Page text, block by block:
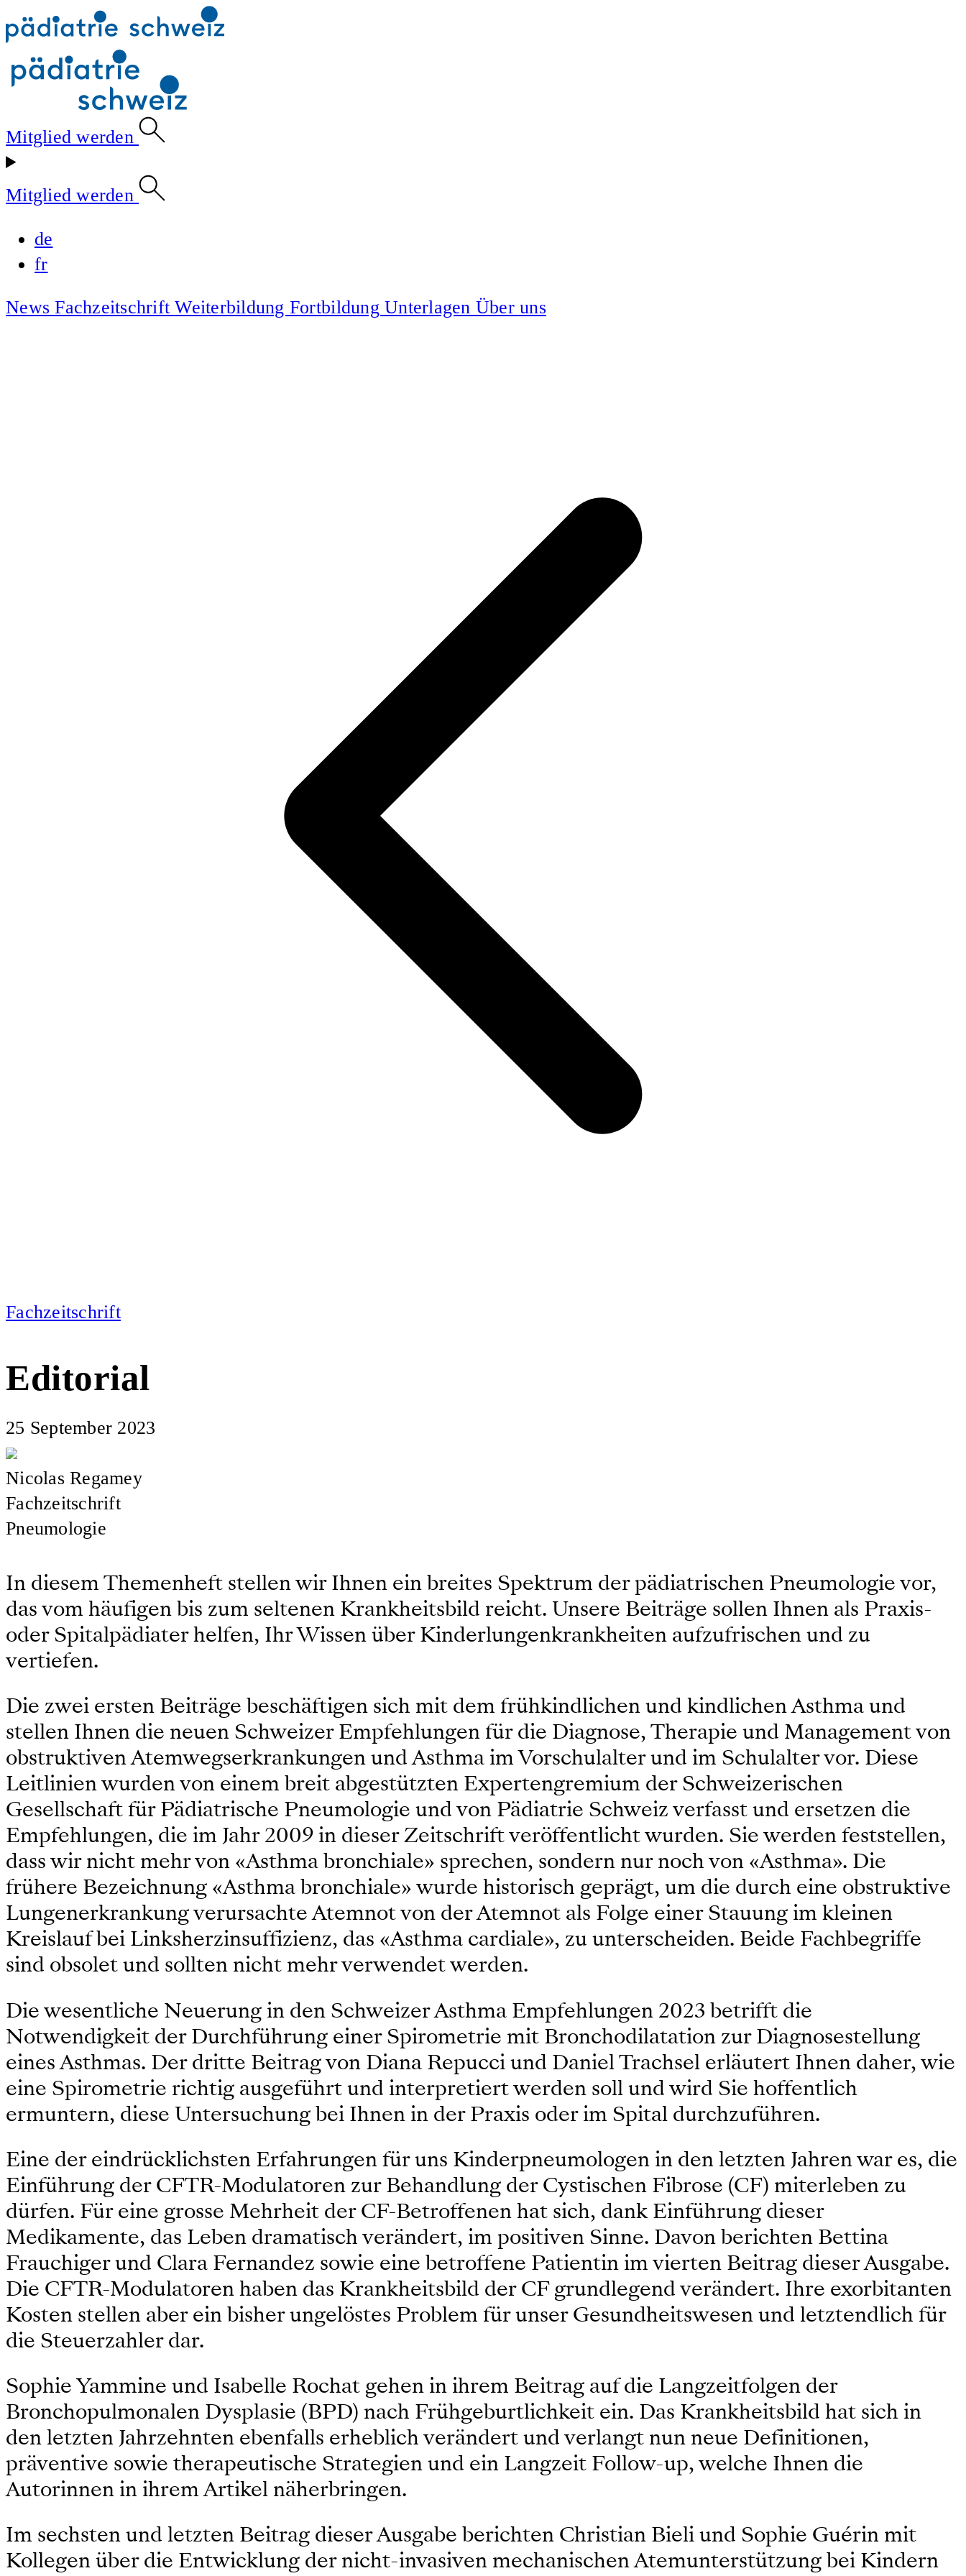
Mitglied werden
Mitglied werden
de
fr
NewsFachzeitschriftWeiterbildung FortbildungUnterlagen Über uns
Fachzeitschrift
Editorial
25 September 2023
Nicolas Regamey
Fachzeitschrift
Pneumologie
In diesem Themenheft stellen wir Ihnen ein breites Spektrum der pädiatrischen Pneumologie vor,
das vom häufigen bis zum seltenen Krankheitsbild reicht. Unsere Beiträge sollen Ihnen als Praxis-
oder Spitalpädiater helfen, Ihr Wissen über Kinderlungenkrankheiten aufzufrischen und zu
vertiefen.
Die zwei ersten Beiträge beschäftigen sich mit dem frühkindlichen und kindlichen Asthma und
stellen Ihnen die neuen Schweizer Empfehlungen für die Diagnose, Therapie und Management von
obstruktiven Atemwegserkrankungen und Asthma im Vorschulalter und im Schulalter vor. Diese
Leitlinien wurden von einem breit abgestützten Expertengremium der Schweizerischen
Gesellschaft für Pädiatrische Pneumologie und von Pädiatrie Schweiz verfasst und ersetzen die
Empfehlungen, die im Jahr 2009 in dieser Zeitschrift veröffentlicht wurden. Sie werden feststellen,
dass wir nicht mehr von «Asthma bronchiale» sprechen, sondern nur noch von «Asthma». Die
frühere Bezeichnung «Asthma bronchiale» wurde historisch geprägt, um die durch eine obstruktive
Lungenerkrankung verursachte Atemnot von der Atemnot als Folge einer Stauung im kleinen
Kreislauf bei Linksherzinsuffizienz, das «Asthma cardiale», zu unterscheiden. Beide Fachbegriffe
sind obsolet und sollten nicht mehr verwendet werden.
Die wesentliche Neuerung in den Schweizer Asthma Empfehlungen 2023 betrifft die
Notwendigkeit der Durchführung einer Spirometrie mit Bronchodilatation zur Diagnosestellung
eines Asthmas. Der dritte Beitrag von Diana Repucci und Daniel Trachsel erläutert Ihnen daher, wie
eine Spirometrie richtig ausgeführt und interpretiert werden soll und wird Sie hoffentlich
ermuntern, diese Untersuchung bei Ihnen in der Praxis oder im Spital durchzuführen.
Eine der eindrücklichsten Erfahrungen für uns Kinderpneumologen in den letzten Jahren war es, die
Einführung der CFTR-Modulatoren zur Behandlung der Cystischen Fibrose (CF) miterleben zu
dürfen. Für eine grosse Mehrheit der CF-Betroffenen hat sich, dank Einführung dieser
Medikamente, das Leben dramatisch verändert, im positiven Sinne. Davon berichten Bettina
Frauchiger und Clara Fernandez sowie eine betroffene Patientin im vierten Beitrag dieser Ausgabe.
Die CFTR-Modulatoren haben das Krankheitsbild der CF grundlegend verändert. Ihre exorbitanten
Kosten stellen aber ein bisher ungelöstes Problem für unser Gesundheitswesen und letztendlich für
die Steuerzahler dar.
Sophie Yammine und Isabelle Rochat gehen in ihrem Beitrag auf die Langzeitfolgen der
Bronchopulmonalen Dysplasie (BPD) nach Frühgeburtlichkeit ein. Das Krankheitsbild hat sich in
den letzten Jahrzehnten ebenfalls erheblich verändert und verlangt nun neue Definitionen,
präventive sowie therapeutische Strategien und ein Langzeit Follow-up, welche Ihnen die
Autorinnen in ihrem Artikel näherbringen.
Im sechsten und letzten Beitrag dieser Ausgabe berichten Christian Bieli und Sophie Guérin mit
Kollegen über die Entwicklung der nicht-invasiven mechanischen Atemunterstützung bei Kindern